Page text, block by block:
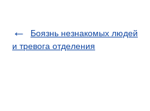
Боязнь незнакомых людей
и тревога отделения